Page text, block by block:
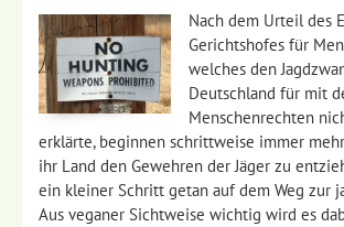
Nach dem Urteil des
Gerichtshofes für
welches den
Deutschland für mit
Menschenrechten
erklärte, beginnen schrittweise immer
ihr Land den Gewehren der Jäger zu
ein kleiner Schritt getan auf dem Weg zur
Aus veganer Sichtweise wichtig wird es